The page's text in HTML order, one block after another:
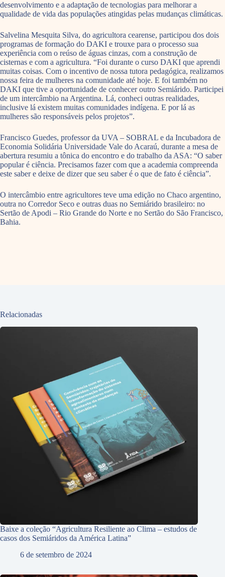
desenvolvimento e a adaptação de tecnologias para melhorar a
qualidade de vida das populações atingidas pelas mudanças climáticas.
Salvelina Mesquita Silva, do agricultora cearense, participou dos dois
programas de formação do DAKI e trouxe para o processo sua
experiência com o reúso de águas cinzas, com a construção de
cisternas e com a agricultura. “Foi durante o curso DAKI que aprendi
muitas coisas. Com o incentivo de nossa tutora pedagógica, realizamos
nossa feira de mulheres na comunidade até hoje. E foi também no
DAKI que tive a oportunidade de conhecer outro Semiárido. Participei
de um intercâmbio na Argentina. Lá, conheci outras realidades,
inclusive lá existem muitas comunidades indígena. E por lá as
mulheres são responsáveis pelos projetos”.
Francisco Guedes, professor da UVA – SOBRAL e da Incubadora de
Economia Solidária Universidade Vale do Acaraú, durante a mesa de
abertura resumiu a tônica do encontro e do trabalho da ASA: “O saber
popular é ciência. Precisamos fazer com que a academia compreenda
este saber e deixe de dizer que seu saber é o que de fato é ciência”.
O intercâmbio entre agricultores teve uma edição no Chaco argentino,
outra no Corredor Seco e outras duas no Semiárido brasileiro: no
Sertão de Apodi – Rio Grande do Norte e no Sertão do São Francisco,
Bahia.
Relacionadas
Baixe a coleção “Agricultura Resiliente ao Clima – estudos de
casos dos Semiáridos da América Latina”
6 de setembro de 2024